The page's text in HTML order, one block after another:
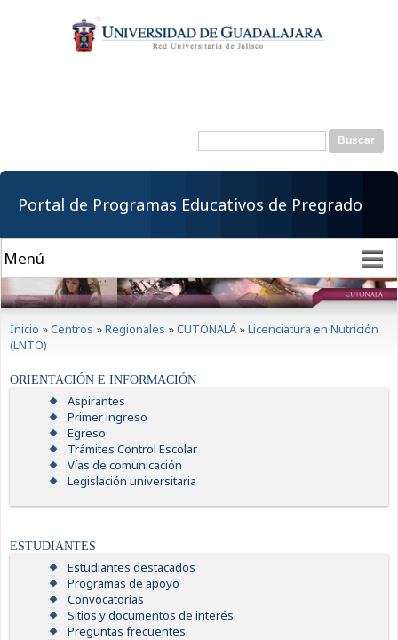
contenido
principal
Formulario de
Buscar
Portal de Programas Educativos de Pregrado
Inicio »Centros »Regionales »CUTONALÁ »Licenciatura en Nutrición
(LNTO)
ORIENTACIÓN E INFORMACIÓN
Aspirantes
Primer ingreso
Egreso
Trámites Control Escolar
Vías de comunicación
Legislación universitaria
ESTUDIANTES
Estudiantes destacados
Programas de apoyo
Convocatorias
Sitios y documentos de interés
Preguntas frecuentes